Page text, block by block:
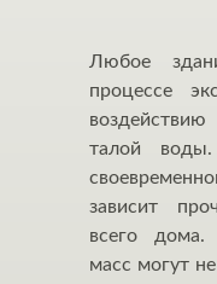
Любое
процессе
талой
зависит
всего
масс могут